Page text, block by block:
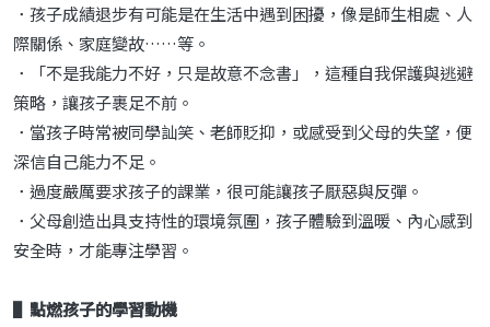
．孩子成績退步有可能是在生活中遇到困擾，像是師生相處、人
際關係、家庭變故……等。
．「不是我能力不好，只是故意不念書」，這種自我保護與逃避
策略，讓孩子裹足不前。
．當孩子時常被同學訕笑、老師貶抑，或感受到父母的失望，便
深信自己能力不足。
．過度嚴厲要求孩子的課業，很可能讓孩子厭惡與反彈。
．父母創造出具支持性的環境氛圍，孩子體驗到溫暖、內心感到
安全時，才能專注學習。
▌點燃孩子的學習動機